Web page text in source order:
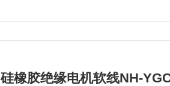
硅橡胶绝缘电机软线NH-